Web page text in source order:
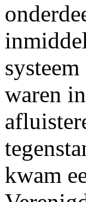
waren
kwam